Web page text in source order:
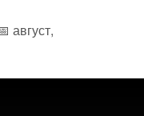
август,